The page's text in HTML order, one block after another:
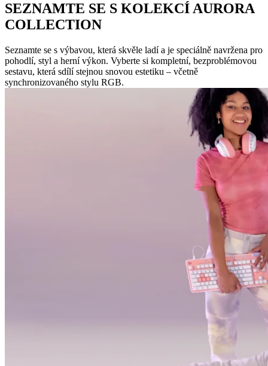
SEZNAMTE SE S KOLEKCÍ AURORA
COLLECTION
Seznamte se s výbavou, která skvěle ladí a je speciálně navržena pro
pohodlí, styl a herní výkon. Vyberte si kompletní, bezproblémovou
sestavu, která sdílí stejnou snovou estetiku – včetně
synchronizovaného stylu RGB.